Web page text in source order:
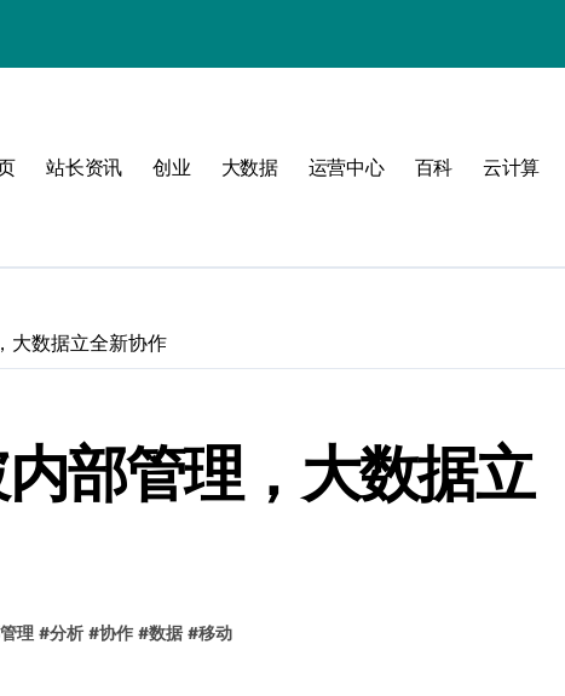
动
战指南
站长资讯 创业 大数据 运营中心 百科 云计算
大数据立全新协作
部管理，大数据立
理 #分析 #协作 #数据 #移动